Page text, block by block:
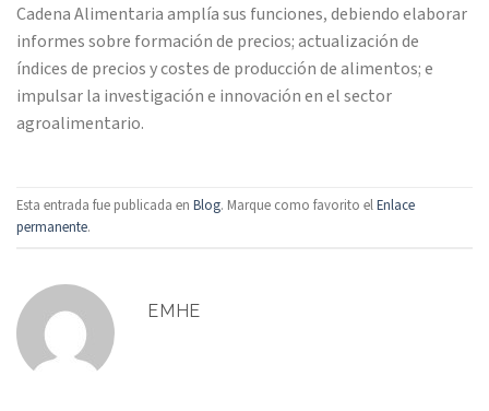
Cadena Alimentaria amplía sus funciones, debiendo elaborar
informes sobre formación de precios; actualización de
índices de precios y costes de producción de alimentos; e
impulsar la investigación e innovación en el sector
agroalimentario.
Esta entrada fue publicada en Blog. Marque como favorito elEnlace
permanente.
EMHE